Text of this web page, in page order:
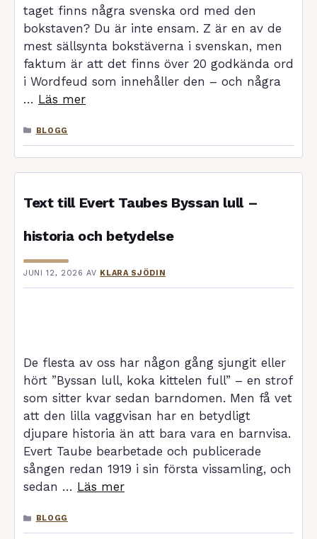
taget finns några svenska ord med den
bokstaven? Du är inte ensam. Z är en av de
mest sällsynta bokstäverna i svenskan, men
faktum är att det finns över 20 godkända ord
i Wordfeud som innehåller den – och några
… Läs mer
KATEGORIER
BLOGG
Text till Evert Taubes Byssan lull –
historia och betydelse
JUNI 12, 2026 AV KLARA SJÖDIN
De flesta av oss har någon gång sjungit eller
hört ”Byssan lull, koka kittelen full” – en strof
som sitter kvar sedan barndomen. Men få vet
att den lilla vaggvisan har en betydligt
djupare historia än att bara vara en barnvisa.
Evert Taube bearbetade och publicerade
sången redan 1919 i sin första vissamling, och
sedan … Läs mer
KATEGORIER
BLOGG